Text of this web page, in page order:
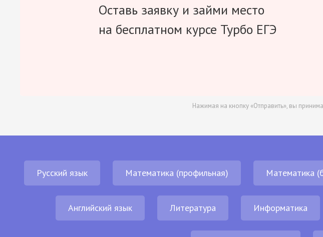
Оставь заявку и займи место
на бесплатном курсе Турбо ЕГЭ
Нажимая на кнопку «Отправить», вы
Русский язык Математика (профильная) Математика
Английский язык Литература Информатика